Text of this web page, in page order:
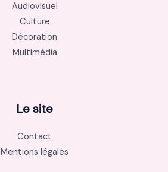
Audiovisuel
Culture
Décoration
Multimédia
Le site
Contact
Mentions légales